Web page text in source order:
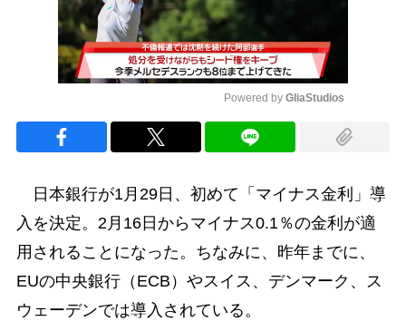
Powered by GliaStudios
日本銀行が1月29日、初めて「マイナス金利」導
入を決定。2月16日からマイナス0.1％の金利が適
用されることになった。ちなみに、昨年までに、
EUの中央銀行（ECB）やスイス、デンマーク、ス
ウェーデンでは導入されている。